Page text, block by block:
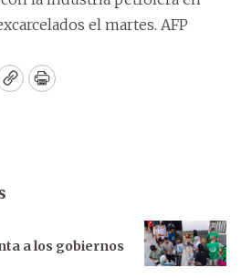
el martes. AFP
CopyPrint
a los gobiernos